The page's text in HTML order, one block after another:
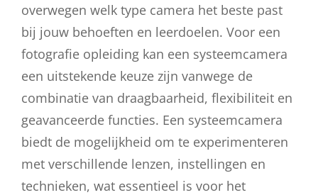
overwegen welk type camera het beste past
bij jouw behoeften en leerdoelen. Voor een
fotografie opleiding kan een systeemcamera
een uitstekende keuze zijn vanwege de
combinatie van draagbaarheid, flexibiliteit en
geavanceerde functies. Een systeemcamera
biedt de mogelijkheid om te experimenteren
met verschillende lenzen, instellingen en
technieken, wat essentieel is voor het